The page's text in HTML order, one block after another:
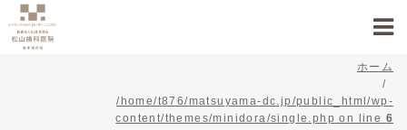
ホーム
/home/t876/matsuyama-dc.jp/public_html/wp-
content/themes/minidora/single.php on line 6